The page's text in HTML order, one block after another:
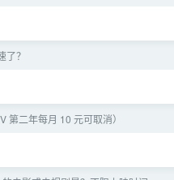
？
第二年每月 10 元可取消）